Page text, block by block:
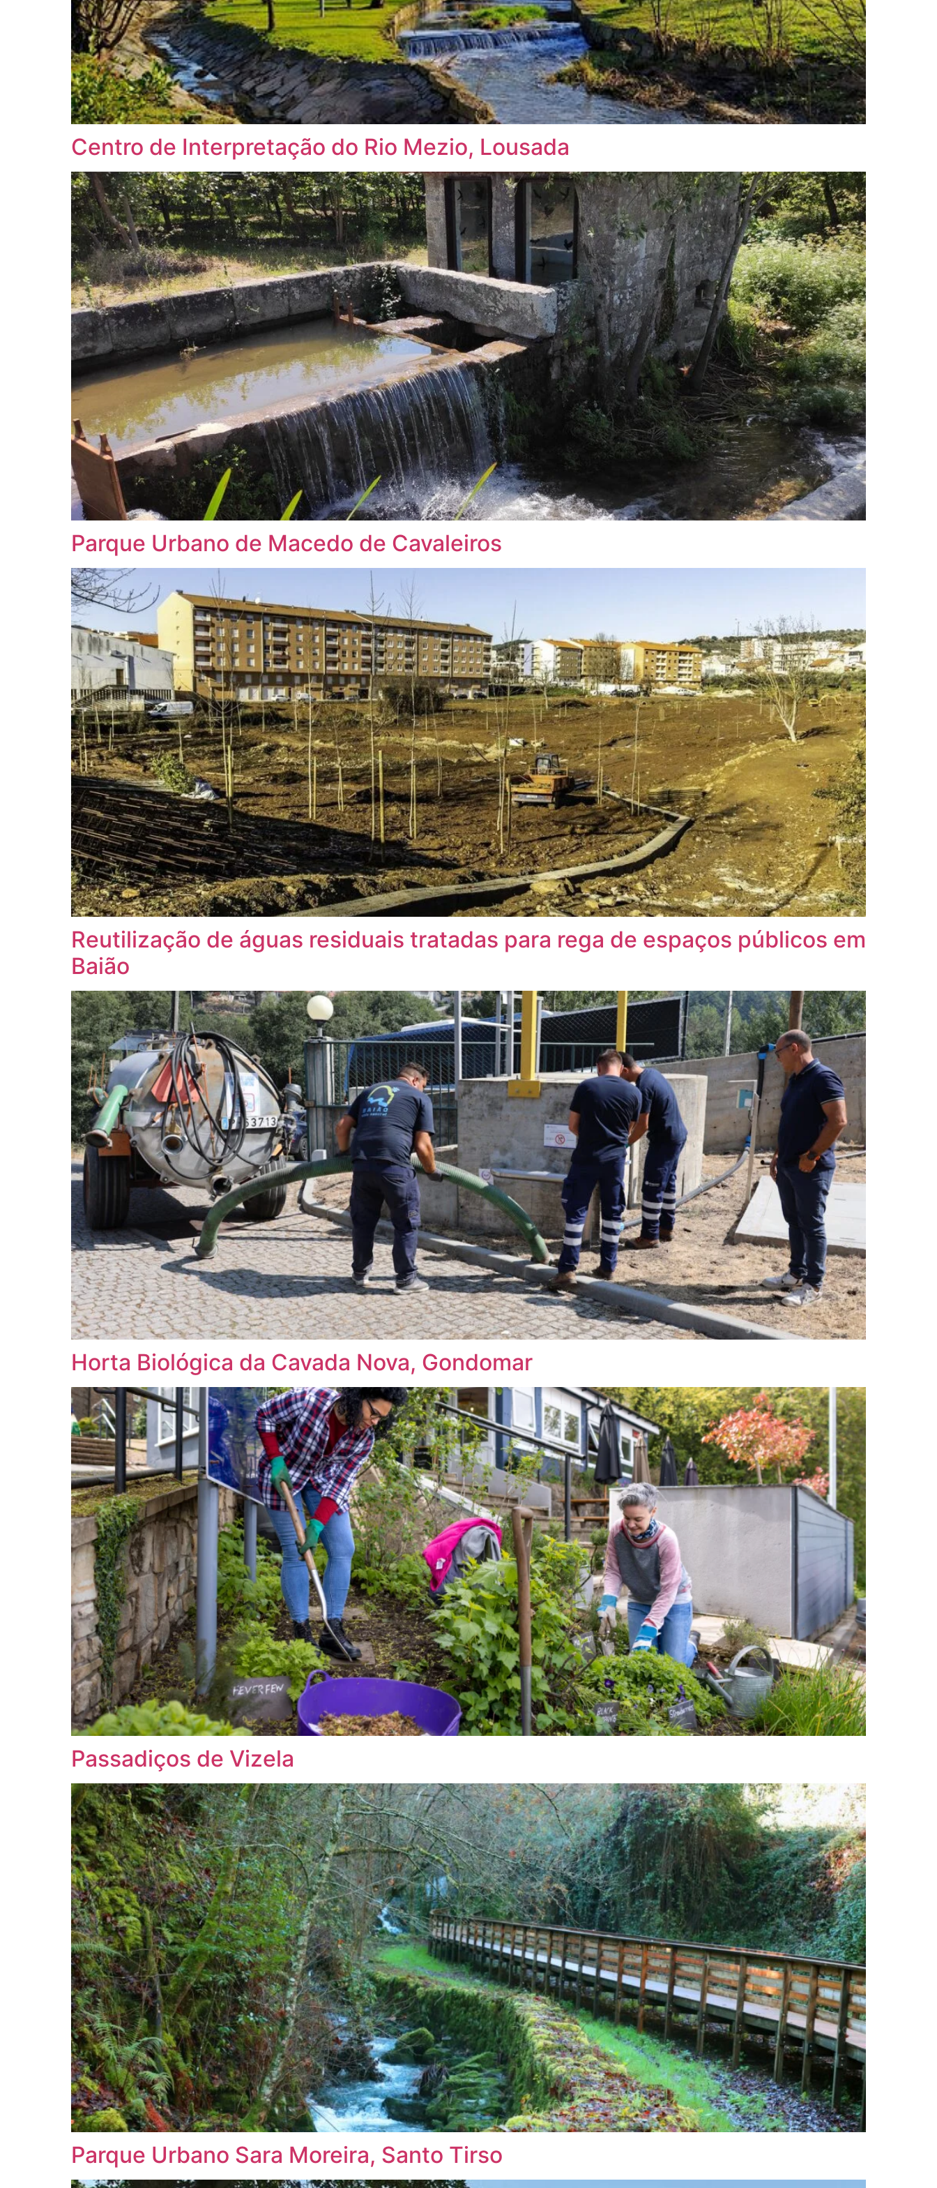
Centro de Interpretação do Rio Mezio, Lousada
Parque Urbano de Macedo de Cavaleiros
Reutilização de águas residuais tratadas para rega de espaços públicos em
Baião
Horta Biológica da Cavada Nova, Gondomar
Passadiços de Vizela
Parque Urbano Sara Moreira, Santo Tirso